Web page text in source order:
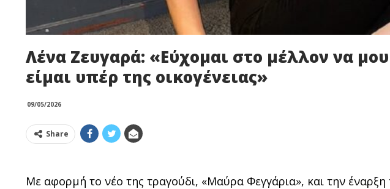
Λένα Ζευγαρά: «Εύχομαι στο μέλλον να
είμαι υπέρ της οικογένειας»
09/05/2026
Share
Με αφορμή το νέο της τραγούδι, «Μαύρα Φεγγάρια», και την